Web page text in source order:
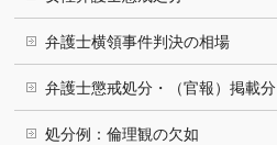
弁護士横領事件判決の相場
弁護士懲戒処分・（官報）掲載分
処分例：倫理観の欠如